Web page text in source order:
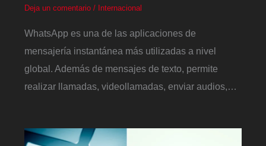
Deja un comentario / Internacional
WhatsApp es una de las aplicaciones de
mensajería instantánea más utilizadas a nivel
global. Además de mensajes de texto, permite
realizar llamadas, videollamadas, enviar audios,…